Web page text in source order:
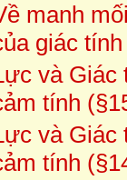
manh
giác
và Giác
tính
và Giác
tính